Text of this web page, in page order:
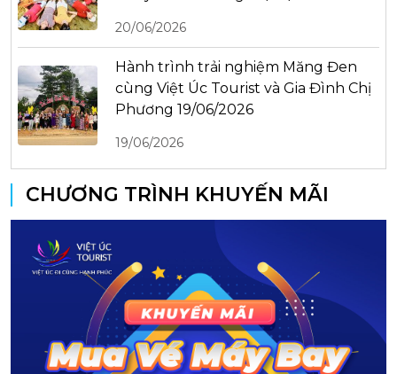
20/06/2026
Hành trình trải nghiệm Măng Đen
cùng Việt Úc Tourist và Gia Đình Chị
Phương 19/06/2026
19/06/2026
CHƯƠNG TRÌNH KHUYẾN MÃI